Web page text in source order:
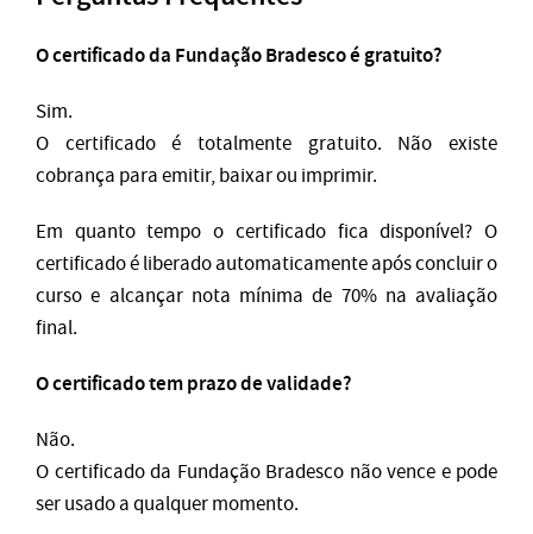
O certificado da Fundação Bradesco é gratuito?
Sim.
O certificado é totalmente gratuito. Não existe
cobrança para emitir, baixar ou imprimir.
Em quanto tempo o certificado fica disponível? O
certificado é liberado automaticamente após concluir o
curso e alcançar nota mínima de 70% na avaliação
final.
O certificado tem prazo de validade?
Não.
O certificado da Fundação Bradesco não vence e pode
ser usado a qualquer momento.